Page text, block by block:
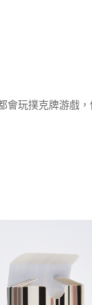
會玩撲克牌游戲，